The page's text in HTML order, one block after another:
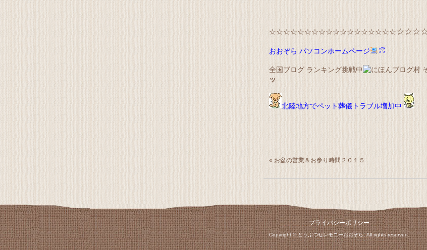
☆☆☆☆☆☆☆☆☆☆☆☆☆☆☆☆☆☆
おおぞら パソコンホームページ
全国ブログ ランキング挑戦中
ッ
北陸地方でペット葬儀トラブル増加中
« お盆の営業＆お参り時間２０１５
プライバシーポリシー
Copyright © どうぶつセレモニーおおぞら, All rights reserved.